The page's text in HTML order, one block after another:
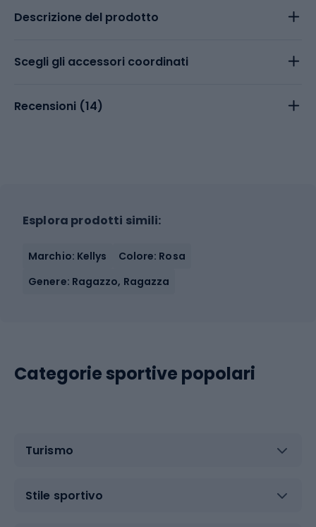
Descrizione del prodotto
Scegli gli accessori coordinati
Recensioni (14)
Esplora prodotti simili:
Marchio: Kellys
Colore: Rosa
Genere: Ragazzo, Ragazza
Categorie sportive popolari
Turismo
Stile sportivo